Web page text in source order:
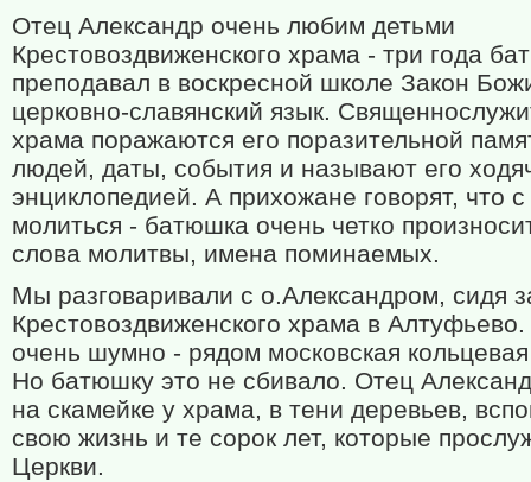
Отец Александр очень любим детьми
Крестовоздвиженского храма - три года
преподавал в воскресной школе Закон
церковно-славянский язык.
храма поражаются его поразительной
людей, даты, события и называют его
энциклопедией. А прихожане говорят, что
молиться - батюшка очень четко
слова молитвы, имена поминаемых.
Мы разговаривали с о.Александром, сидя
Крестовоздвиженского храма в
очень шумно - рядом московская
Но батюшку это не сбивало. Отец
на скамейке у храма, в тени деревьев,
свою жизнь и те сорок лет, которые
Церкви.